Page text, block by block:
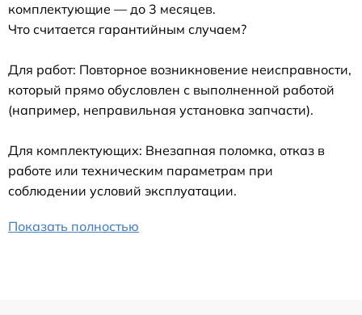
комплектующие — до 3 месяцев.
Что считается гарантийным случаем?
Для работ: Повторное возникновение неисправности,
который прямо обусловлен с выполненной работой
(например, неправильная установка запчасти).
Для комплектующих: Внезапная поломка, отказ в
работе или техническим параметрам при
соблюдении условий эксплуатации.
Показать полностью